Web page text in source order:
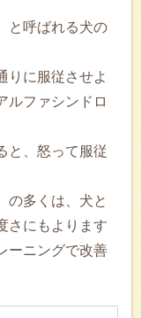
と呼ばれる犬の
りに服従させよ
ルファシンドロ
と、怒って服従
の多くは、犬と
さにもよります
ーニングで改善